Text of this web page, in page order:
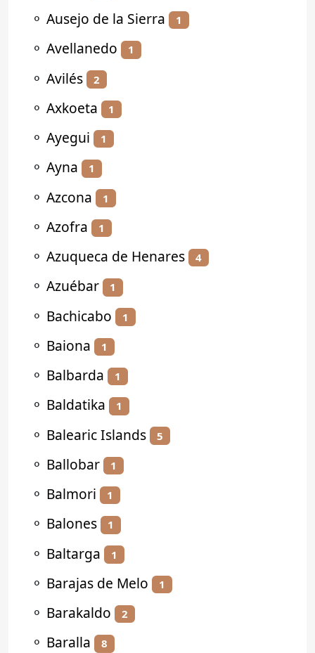
⚬ Ausejo de la Sierra 1
⚬ Avellanedo 1
⚬ Avilés 2
⚬ Axkoeta 1
⚬ Ayegui 1
⚬ Ayna 1
⚬ Azcona 1
⚬ Azofra 1
⚬ Azuqueca de Henares 4
⚬ Azuébar 1
⚬ Bachicabo 1
⚬ Baiona 1
⚬ Balbarda 1
⚬ Baldatika 1
⚬ Balearic Islands 5
⚬ Ballobar 1
⚬ Balmori 1
⚬ Balones 1
⚬ Baltarga 1
⚬ Barajas de Melo 1
⚬ Barakaldo 2
⚬ Baralla 8